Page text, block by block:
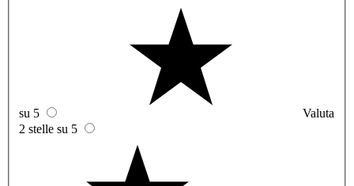
su 5
Valuta
2 stelle su 5